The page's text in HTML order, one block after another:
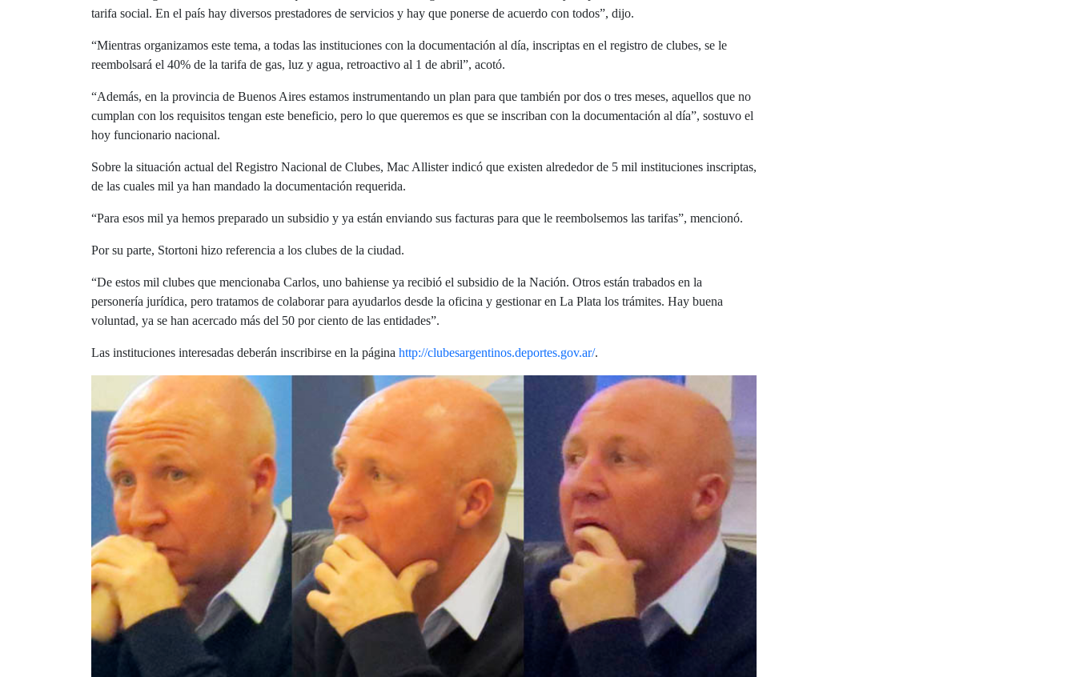
tarifa social. En el país hay diversos prestadores de servicios y hay que ponerse de acuerdo con todos”, dijo.
“Mientras organizamos este tema, a todas las instituciones con la documentación al día, inscriptas en el registro de clubes, se le
reembolsará el 40% de la tarifa de gas, luz y agua, retroactivo al 1 de abril”, acotó.
“Además, en la provincia de Buenos Aires estamos instrumentando un plan para que también por dos o tres meses, aquellos que no
cumplan con los requisitos tengan este beneficio, pero lo que queremos es que se inscriban con la documentación al día”, sostuvo el
hoy funcionario nacional.
Sobre la situación actual del Registro Nacional de Clubes, Mac Allister indicó que existen alrededor de 5 mil instituciones inscriptas,
de las cuales mil ya han mandado la documentación requerida.
“Para esos mil ya hemos preparado un subsidio y ya están enviando sus facturas para que le reembolsemos las tarifas”, mencionó.
Por su parte, Stortoni hizo referencia a los clubes de la ciudad.
“De estos mil clubes que mencionaba Carlos, uno bahiense ya recibió el subsidio de la Nación. Otros están trabados en la
personería jurídica, pero tratamos de colaborar para ayudarlos desde la oficina y gestionar en La Plata los trámites. Hay buena
voluntad, ya se han acercado más del 50 por ciento de las entidades”.
Las instituciones interesadas deberán inscribirse en la página http://clubesargentinos.deportes.gov.ar/.